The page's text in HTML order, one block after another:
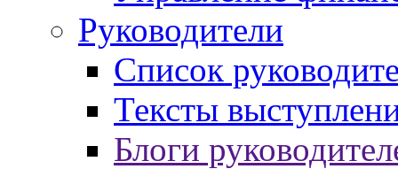
Руководители
Список
Тексты
Блоги